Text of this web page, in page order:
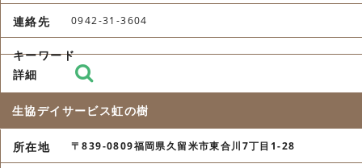
0942-31-3604
生協デイサービス虹の樹
〒839-0809福岡県久留米市東合川7丁目1-28